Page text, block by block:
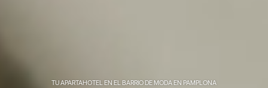
TU APARTAHOTEL EN EL BARRIO DE MODA EN PAMPLONA